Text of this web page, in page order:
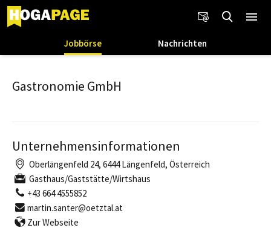
Jobbörse Nachrichten
Gastronomie GmbH
Unternehmensinformationen
Oberlängenfeld 24, 6444 Längenfeld, Österreich
Gasthaus/Gaststätte/Wirtshaus
+43 664 4555852
martin.santer@oetztal.at
Zur Webseite